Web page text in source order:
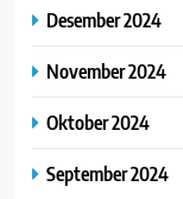
Desember 2024
November 2024
Oktober 2024
September 2024